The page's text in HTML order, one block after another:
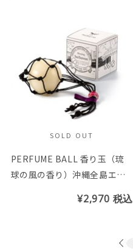
SOLD OUT
PERFUME BALL 香り玉（琉
球の風の香り）沖縄全島エイ
ボ玉の色はお選び頂けません
¥2,970 税込